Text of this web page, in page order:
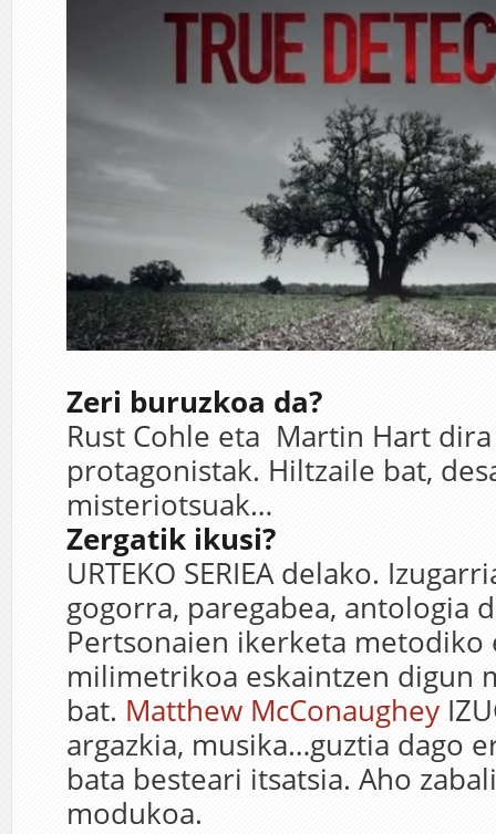
Zeri buruzkoa da?
Rust Cohle eta Martin Hart
protagonistak. Hiltzaile bat,
misteriotsuak…
Zergatik ikusi?
URTEKO SERIEA delako.
gogorra, paregabea, antologia
Pertsonaien ikerketa metodiko
milimetrikoa eskaintzen digun
bat. Matthew McConaughey
argazkia, musika…guztia dago
bata besteari itsatsia. Aho
modukoa.